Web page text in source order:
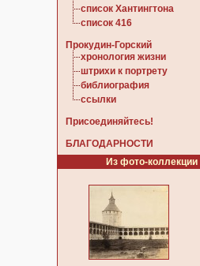
список Хантингтона
список 416
Прокудин-Горский
хронология жизни
штрихи к портрету
библиография
ссылки
Присоединяйтесь!
БЛАГОДАРНОСТИ
Из фото-коллекции